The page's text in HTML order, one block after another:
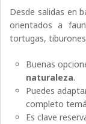
Desde salidas en
orientados a
tortugas,
Buenas
naturaleza.
Puedes
completo
Es clave